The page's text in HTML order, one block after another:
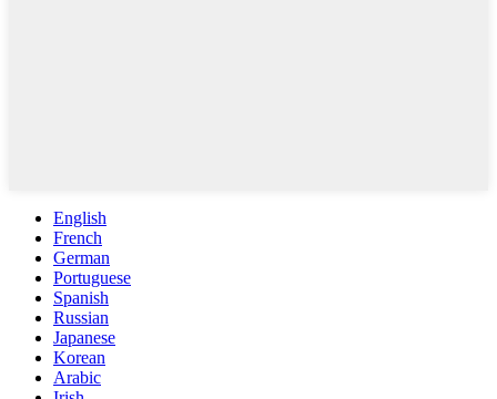
English
French
German
Portuguese
Spanish
Russian
Japanese
Korean
Arabic